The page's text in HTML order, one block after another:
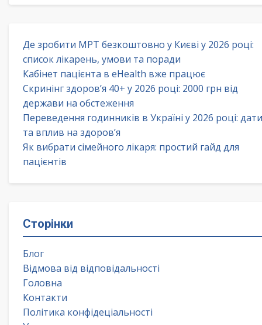
Де зробити МРТ безкоштовно у Києві у 2026 році:
список лікарень, умови та поради
Кабінет пацієнта в eHealth вже працює
Скринінг здоров’я 40+ у 2026 році: 2000 грн від
держави на обстеження
Переведення годинників в Україні у 2026 році: дати
та вплив на здоров’я
Як вибрати сімейного лікаря: простий гайд для
пацієнтів
Сторінки
Блог
Відмова від відповідальності
Головна
Контакти
Політика конфідеціальності